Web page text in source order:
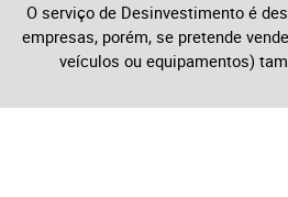
O serviço de Desinvestimento é
empresas, porém, se pretende
veículos ou equipamentos)